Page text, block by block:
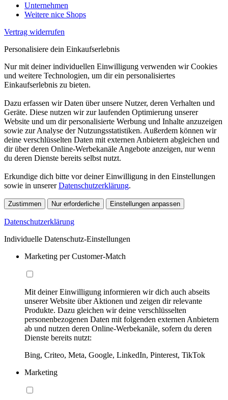
Unternehmen
Weitere nice Shops
Vertrag widerrufen
Personalisiere dein Einkaufserlebnis
Nur mit deiner individuellen Einwilligung verwenden wir Cookies
und weitere Technologien, um dir ein personalisiertes
Einkaufserlebnis zu bieten.
Dazu erfassen wir Daten über unsere Nutzer, deren Verhalten und
Geräte. Diese nutzen wir zur laufenden Optimierung unserer
Website und um dir personalisierte Werbung und Inhalte anzuzeigen
sowie zur Analyse der Nutzungsstatistiken. Außerdem können wir
deine verschlüsselten Daten mit externen Anbietern abgleichen und
dir über deren Online-Werbekanäle Angebote anzeigen, nur wenn
du deren Dienste bereits selbst nutzt.
Erkundige dich bitte vor deiner Einwilligung in den Einstellungen
sowie in unsererDatenschutzerklärung.
Zustimmen Nur erforderliche Einstellungen anpassen
Datenschutzerklärung
Individuelle Datenschutz-Einstellungen
Marketing per Customer-Match
Mit deiner Einwilligung informieren wir dich auch abseits
unserer Website über Aktionen und zeigen dir relevante
Produkte. Dazu gleichen wir deine verschlüsselten
personenbezogenen Daten mit folgenden externen Anbietern
ab und nutzen deren Online-Werbekanäle, sofern du deren
Dienste bereits nutzt:
Bing, Criteo, Meta, Google, LinkedIn, Pinterest, TikTok
Marketing